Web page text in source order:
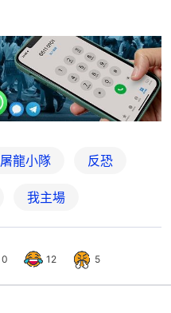
屠龍小隊 反恐
我主場
0 12 5